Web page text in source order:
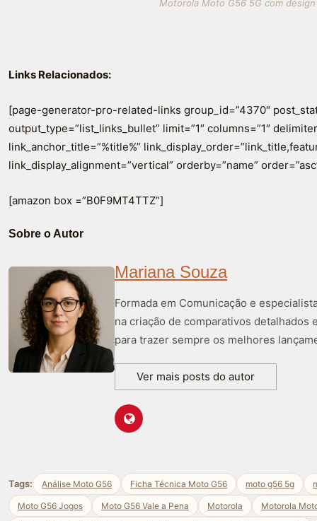
Motorola Moto G56 5G com
Links Relacionados:
[page-generator-pro-related-links group_id=”4370″
output_type=”list_links_bullet” limit=”1″ columns=”1″
link_anchor_title=”%title%”
link_display_alignment=”vertical” orderby=”name”
[amazon box =”B0F9MT4TTZ”]
Sobre o Autor
Mariana Souza
Formada em Comunicação e
na criação de comparativos detalhados
para trazer sempre os melhores
Ver mais posts do autor
Tags: Análise Moto G56 Ficha Técnica Moto G56 moto g56 5g
Moto G56 Jogos Moto G56 Vale a Pena Motorola Motorola